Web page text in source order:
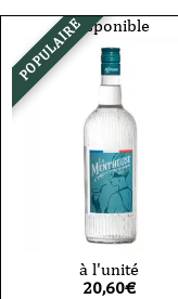
-
La
Pulpeuse
100
cl
POPULAIREDisponible
à l'unité
20,60€